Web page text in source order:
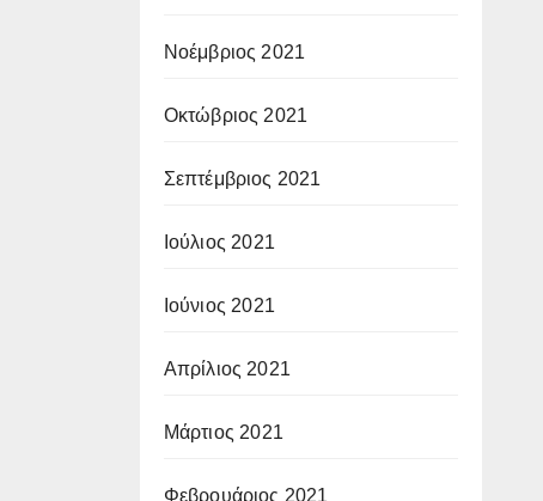
Νοέμβριος 2021
Οκτώβριος 2021
Σεπτέμβριος 2021
Ιούλιος 2021
Ιούνιος 2021
Απρίλιος 2021
Μάρτιος 2021
Φεβρουάριος 2021